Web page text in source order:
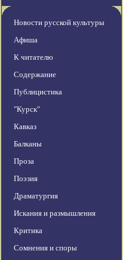
Новости русской культуры
Афиша
К читателю
Содержание
Публицистика
"Курск"
Кавказ
Балканы
Проза
Поэзия
Драматургия
Искания и размышления
Критика
Сомнения и споры